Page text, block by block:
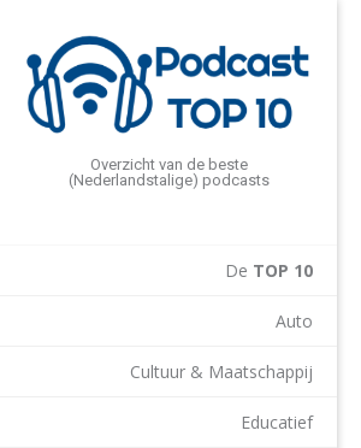
Overzicht van de beste
(Nederlandstalige) podcasts
De TOP 10
Auto
Cultuur & Maatschappij
Educatief